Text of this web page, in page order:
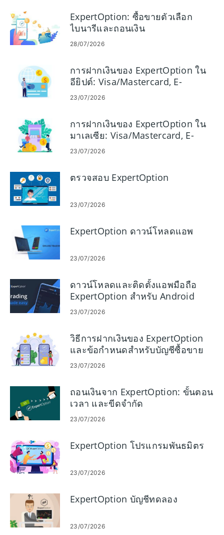
ExpertOption: ซื้อขายตัวเลือก
ไบนารีและถอนเงิน
28/07/2026
การฝากเงินของ ExpertOption ใน
อียิปต์: Visa/Mastercard, E-
Payment และ Crypto
23/07/2026
การฝากเงินของ ExpertOption ใน
มาเลเซีย: Visa/Mastercard, E-
Payments & Crypto
23/07/2026
ตรวจสอบ ExpertOption
23/07/2026
ExpertOption ดาวน์โหลดแอพ
23/07/2026
ดาวน์โหลดและติดตั้งแอพมือถือ
ExpertOption สำหรับ Android
และ iOS
23/07/2026
วิธีการฝากเงินของ ExpertOption
และข้อกำหนดสำหรับบัญชีซื้อขาย
23/07/2026
ถอนเงินจาก ExpertOption: ขั้นตอน
เวลา และขีดจำกัด
23/07/2026
ExpertOption โปรแกรมพันธมิตร
23/07/2026
ExpertOption บัญชีทดลอง
23/07/2026